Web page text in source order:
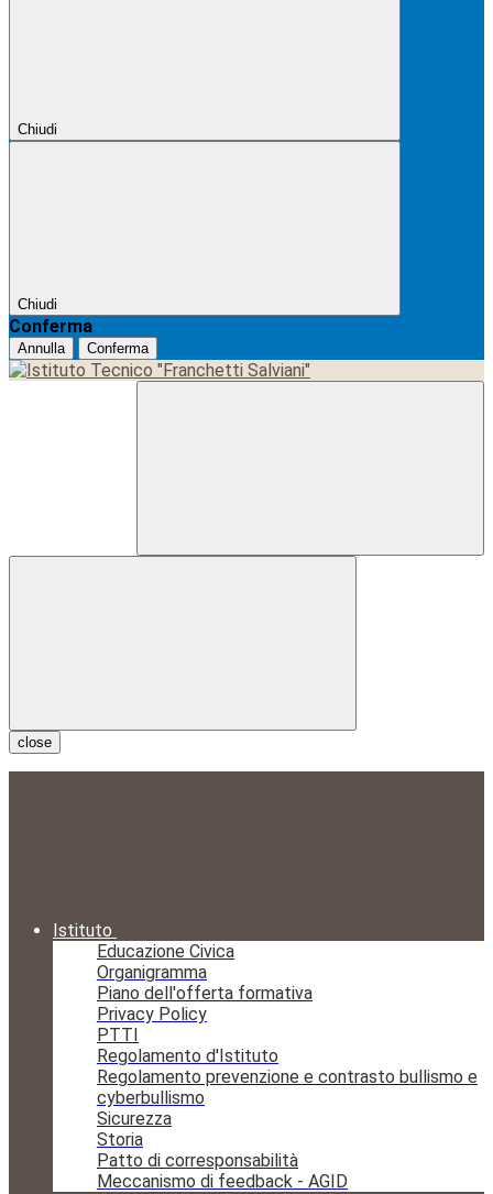
Chiudi
Chiudi
Conferma
Annulla Conferma
close
Istituto
Educazione Civica
Organigramma
Piano dell'offerta formativa
Privacy Policy
PTTI
Regolamento d'Istituto
Regolamento prevenzione e contrasto bullismo e
cyberbullismo
Sicurezza
Storia
Patto di corresponsabilità
Meccanismo di feedback - AGID